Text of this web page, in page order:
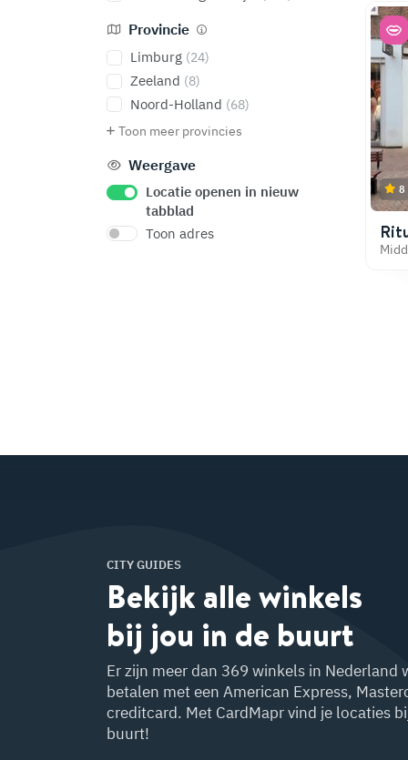
Provincie
Limburg (24)
Zeeland (8)
Noord-Holland (68)
Toon meer provincies
Weergave
Locatie openen in nieuw
tabblad
Toon adres
8
CITY GUIDES
Bekijk alle winkels
bij jou in de buurt
Er zijn meer dan 369 winkels in Nederland
betalen met een American Express,
creditcard. Met CardMapr vind je locaties
buurt!